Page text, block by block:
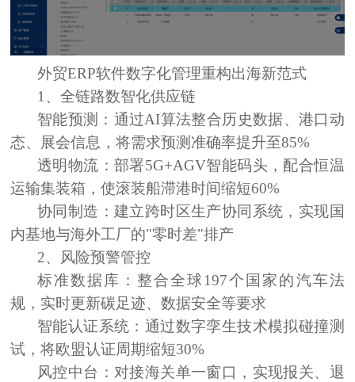
外贸ERP软件数字化管理重构出海新范式
1、全链路数智化供应链
智能预测： 通过AI算法整合历史数据、港口动
态、展会信息，将需求预测准确率提升至85%
透明物流：部署5G+AGV智能码头，配合恒温
运输集装箱，使滚装船滞港时间缩短60%
协同制造：建立跨时区生产协同系统，实现国
内基地与海外工厂的"零时差"排产
2、
风险预警管控
标准数据库：整合全球197个国家的汽车法
规，实时更新碳足迹、数据安全等要求
智能认证系统： 通过数字孪生技术模拟碰撞测
试，将欧盟认证周期缩短30%
风控中台： 对接海关单一窗口，实现报关、退